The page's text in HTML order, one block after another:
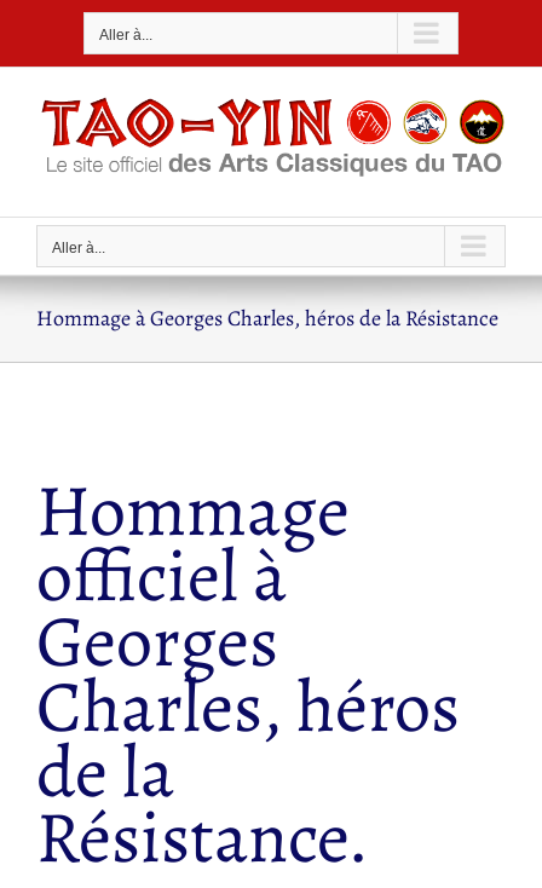
Aller à...
Aller à...
Hommage à Georges Charles, héros de la Résistance
Hommage
officiel à
Georges
Charles, héros
de la
Résistance.